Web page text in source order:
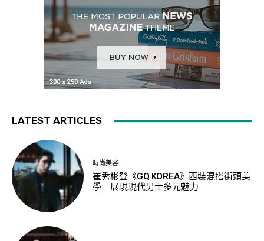
LATEST ARTICLES
時尚美容
崔秀彬登《GQ KOREA》西裝混搭街頭美
學 展現現代男士多元魅力